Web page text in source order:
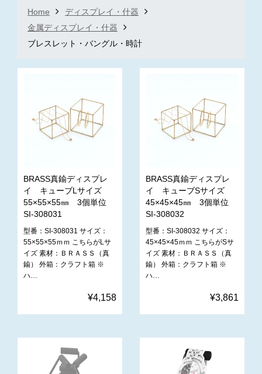
Home
ディスプレイ・什器
金属ディスプレイ・什器
ブレスレット・バングル・時計
BRASS真鍮ディスプレ
イ キューブLサイズ
55×55×55㎜ 3個単位
SI-308031
型番：SI-308031 サイズ：
55×55×55ｍｍ こちらがLサ
イズ 素材：ＢＲＡＳＳ（真
鍮） 外箱：クラフト箱 ※
ハ…
¥4,158
BRASS真鍮ディスプレ
イ キューブSサイズ
45×45×45㎜ 3個単位
SI-308032
型番：SI-308032 サイズ：
45×45×45ｍｍ こちらがSサ
イズ 素材：ＢＲＡＳＳ（真
鍮） 外箱：クラフト箱 ※
ハ…
¥3,861